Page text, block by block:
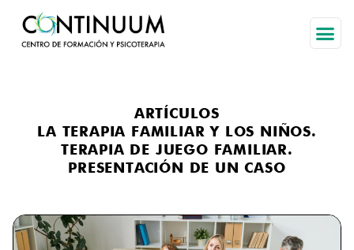
ARTÍCULOS
LA TERAPIA FAMILIAR Y LOS NIÑOS.
TERAPIA DE JUEGO FAMILIAR.
PRESENTACIÓN DE UN CASO